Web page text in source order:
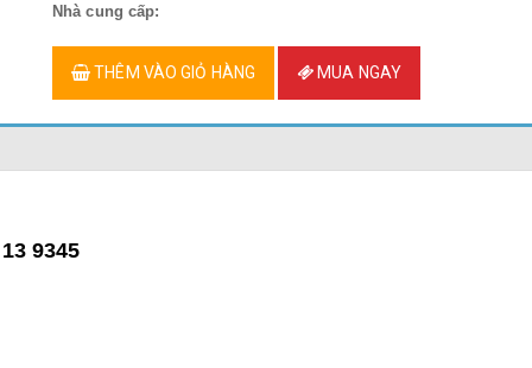
Nhà cung cấp:
THÊM VÀO GIỎ HÀNG MUA NGAY
9345